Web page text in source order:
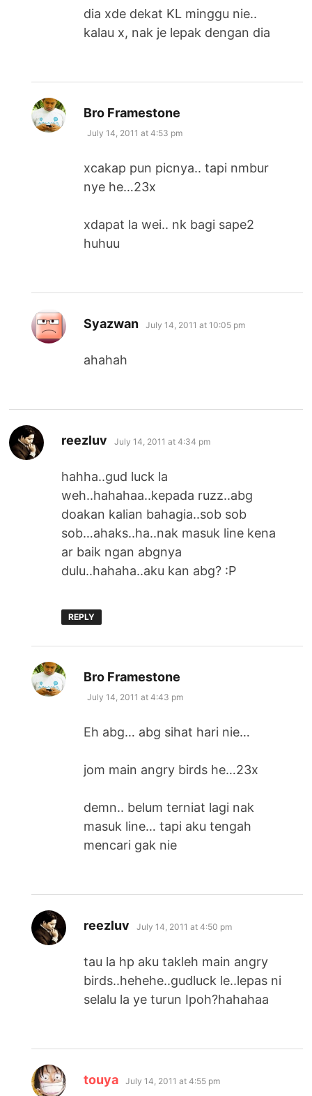
dia xde dekat KL minggu nie..
kalau x, nak je lepak dengan dia
Bro Framestone
July 14, 2011 at 4:53 pm
xcakap pun picnya.. tapi nmbur
nye he…23x
xdapat la wei.. nk bagi sape2
huhuu
Syazwan says:
July 14, 2011 at 10:05 pm
ahahah
reezluv says:
July 14, 2011 at 4:34 pm
hahha..gud luck la
weh..hahahaa..kepada ruzz..abg
doakan kalian bahagia..sob sob
sob…ahaks..ha..nak masuk line kena
ar baik ngan abgnya
dulu..hahaha..aku kan abg? :P
REPLY
Bro Framestone
July 14, 2011 at 4:43 pm
Eh abg… abg sihat hari nie…
jom main angry birds he…23x
demn.. belum terniat lagi nak
masuk line… tapi aku tengah
mencari gak nie
reezluv says:
July 14, 2011 at 4:50 pm
tau la hp aku takleh main angry
birds..hehehe..gudluck le..lepas ni
selalu la ye turun Ipoh?hahahaa
touya says:
July 14, 2011 at 4:55 pm